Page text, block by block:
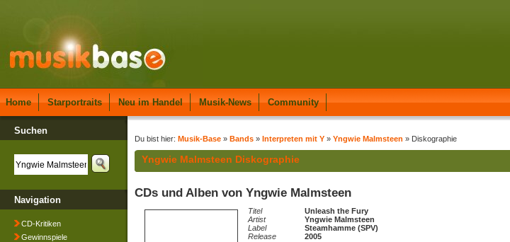
Home Starportraits Neu im Handel Musik-News Community
Suchen
Navigation
CD-Kritiken
Gewinnspiele
Du bist hier: Musik-Base » Bands » Interpreten mit Y » Yngwie Malmsteen » Diskographie
Yngwie Malmsteen Diskographie
CDs und Alben von Yngwie Malmsteen
Titel
Unleash the Fury
Artist
Yngwie Malmsteen
Label
Steamhamme (SPV)
Release
2005